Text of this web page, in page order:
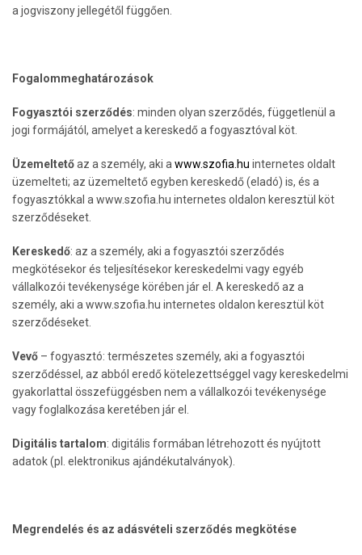
a jogviszony jellegétől függően.
Fogalommeghatározások
Fogyasztói szerződés: minden olyan szerződés, függetlenül a
jogi formájától, amelyet a kereskedő a fogyasztóval köt.
Üzemeltetőaz a személy, aki a www.szofia.hu internetes oldalt
üzemelteti; az üzemeltető egyben kereskedő (eladó) is, és a
fogyasztókkal a www.szofia.hu internetes oldalon keresztül köt
szerződéseket.
Kereskedő: az a személy, aki a fogyasztói szerződés
megkötésekor és teljesítésekor kereskedelmi vagy egyéb
vállalkozói tevékenysége körében jár el. A kereskedő az a
személy, aki a www.szofia.hu internetes oldalon keresztül köt
szerződéseket.
Vevő – fogyasztó: természetes személy, aki a fogyasztói
szerződéssel, az abból eredő kötelezettséggel vagy kereskedelmi
gyakorlattal összefüggésben nem a vállalkozói tevékenysége
vagy foglalkozása keretében jár el.
Digitális tartalom: digitális formában létrehozott és nyújtott
adatok (pl. elektronikus ajándékutalványok).
Megrendelés és az adásvételi szerződés megkötése